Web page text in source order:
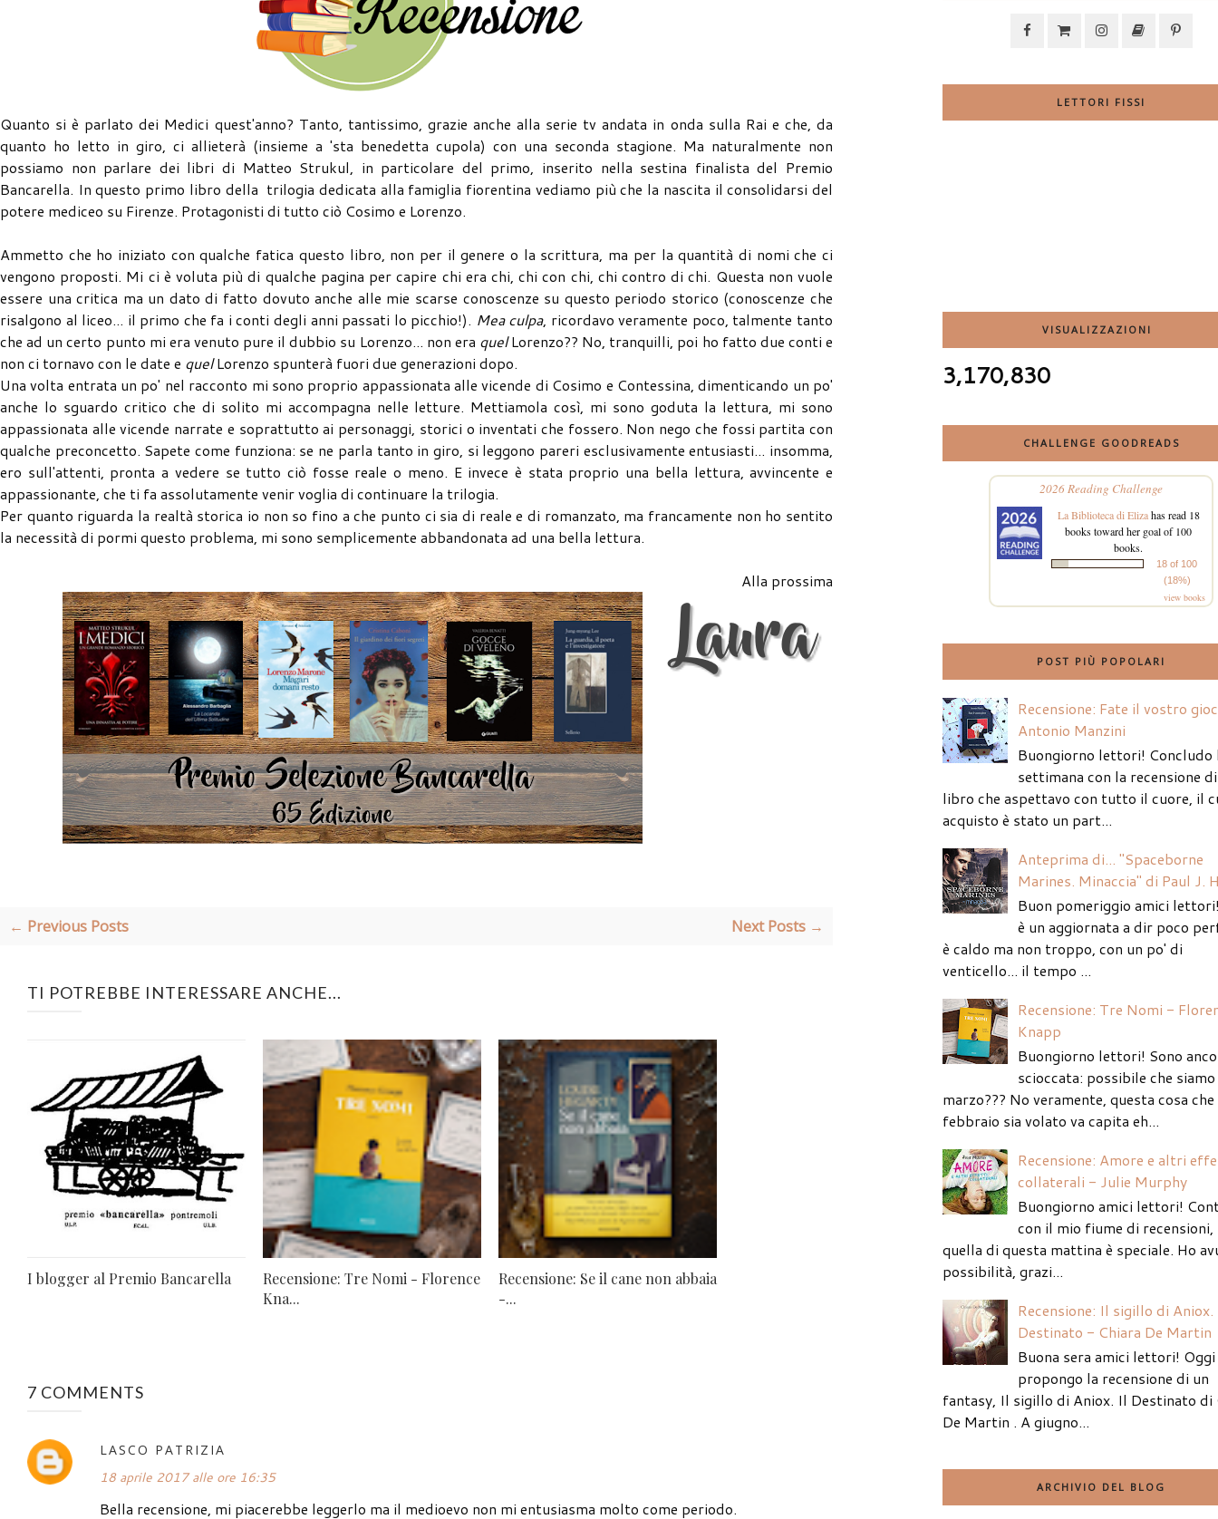
Quanto si è parlato dei Medici quest'anno? Tanto, tantissimo, grazie anche alla serie tv andata in onda sulla Rai e che, da
quanto ho letto in giro, ci allieterà (insieme a 'sta benedetta cupola) con una seconda stagione. Ma naturalmente non
possiamo non parlare dei libri di Matteo Strukul, in particolare del primo, inserito nella sestina finalista del Premio
Bancarella. In questo primo libro della trilogia dedicata alla famiglia fiorentina vediamo più che la nascita il consolidarsi del
potere mediceo su Firenze. Protagonisti di tutto ciò Cosimo e Lorenzo.
Ammetto che ho iniziato con qualche fatica questo libro, non per il genere o la scrittura, ma per la quantità di nomi che ci
vengono proposti. Mi ci è voluta più di qualche pagina per capire chi era chi, chi con chi, chi contro di chi. Questa non vuole
essere una critica ma un dato di fatto dovuto anche alle mie scarse conoscenze su questo periodo storico (conoscenze che
risalgono al liceo... il primo che fa i conti degli anni passati lo picchio!). Mea culpa, ricordavo veramente poco, talmente tanto
che ad un certo punto mi era venuto pure il dubbio su Lorenzo... non era quelLorenzo?? No, tranquilli, poi ho fatto due conti e
non ci tornavo con le date e quelLorenzo spunterà fuori due generazioni dopo.
Una volta entrata un po' nel racconto mi sono proprio appassionata alle vicende di Cosimo e Contessina, dimenticando un po'
anche lo sguardo critico che di solito mi accompagna nelle letture. Mettiamola così, mi sono goduta la lettura, mi sono
appassionata alle vicende narrate e soprattutto ai personaggi, storici o inventati che fossero. Non nego che fossi partita con
qualche preconcetto. Sapete come funziona: se ne parla tanto in giro, si leggono pareri esclusivamente entusiasti... insomma,
ero sull'attenti, pronta a vedere se tutto ciò fosse reale o meno. E invece è stata proprio una bella lettura, avvincente e
appassionante, che ti fa assolutamente venir voglia di continuare la trilogia.
Per quanto riguarda la realtà storica io non so fino a che punto ci sia di reale e di romanzato, ma francamente non ho sentito
la necessità di pormi questo problema, mi sono semplicemente abbandonata ad una bella lettura.
Alla prossima
← Previous Posts Next Posts →
TI POTREBBE INTERESSARE ANCHE...
I blogger al Premio Bancarella
Recensione: Tre Nomi - Florence
Kna...
Recensione: Se il cane non abbaia
-...
7 COMMENTS
LASCO PATRIZIA
18 aprile 2017 alle ore 16:35
Bella recensione, mi piacerebbe leggerlo ma il medioevo non mi entusiasma molto come periodo.
LETTORI FISSI
VISUALIZZAZIONI
3,170,830
CHALLENGE GOODREADS
2026 Reading Challenge
La Biblioteca di Elizahas read 18
books toward her goal of 100
books.
18 of 100
(18%)
view books
POST PIÙ POPOLARI
Recensione: Fate il vostro
Antonio Manzini
Buongiorno lettori! Concludo
settimana con la recensione
libro che aspettavo con tutto il cuore, il
acquisto è stato un part...
Anteprima di... "Spaceborne
Marines. Minaccia" di Paul J.
Buon pomeriggio amici
è un aggiornata a dir poco
è caldo ma non troppo, con un po' di
venticello... il tempo ...
Recensione: Tre Nomi -
Knapp
Buongiorno lettori! Sono
scioccata: possibile che siamo
marzo??? No veramente, questa cosa che
febbraio sia volato va capita eh...
Recensione: Amore e altri
collaterali - Julie Murphy
Buongiorno amici lettori!
con il mio fiume di recensioni,
quella di questa mattina è speciale. Ho
possibilità, grazi...
Recensione: Il sigillo di
Destinato - Chiara De Martin
Buona sera amici lettori!
propongo la recensione di un
fantasy, Il sigillo di Aniox. Il Destinato di
De Martin . A giugno...
ARCHIVIO DEL BLOG